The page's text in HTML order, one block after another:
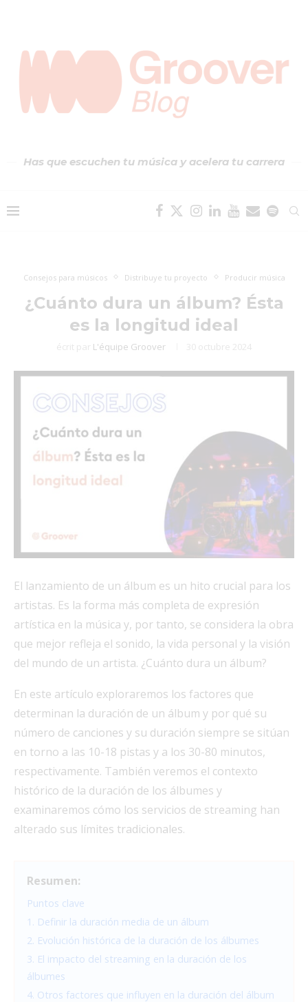
Has que escuchen tu música y acelera tu carrera
Consejos para músicos Distribuye tu proyecto Producir música
¿Cuánto dura un álbum? Ésta
es la longitud ideal
écrit par L'équipe Groover 30 octubre 2024
El lanzamiento de un álbum es un hito crucial para los
artistas. Es la forma más completa de expresión
artística en la música y, por tanto, se considera la obra
que mejor refleja el sonido, la vida personal y la visión
del mundo de un artista. ¿Cuánto dura un álbum?
En este artículo exploraremos los factores que
determinan la duración de un álbum y por qué su
número de canciones y su duración siempre se sitúan
en torno a las 10-18 pistas y a los 30-80 minutos,
respectivamente. También veremos el contexto
histórico de la duración de los álbumes y
examinaremos cómo los servicios de streaming han
alterado sus límites tradicionales.
Resumen:
Puntos clave
1. Definir la duración media de un álbum
2. Evolución histórica de la duración de los álbumes
3. El impacto del streaming en la duración de los
álbumes
4. Otros factores que influyen en la duración del álbum